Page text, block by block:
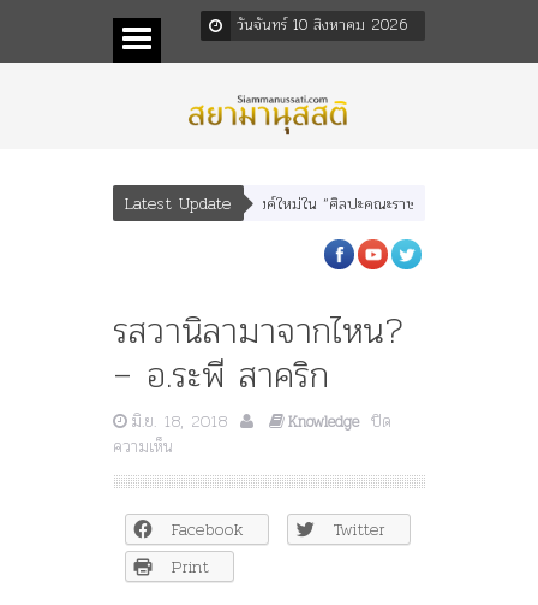
วันจันทร์ 10 สิงหาคม 2026
Latest Update
ตร” และ “เทพีรัฐธรรมนูญ” เทพองค์ใหม่ใน “ศิลปะคณะราษฎร”
รสวานิลามาจากไหน?
– อ.ระพี สาคริก
มิ.ย. 18, 2018 Knowledge ปิด
ความเห็น
รส
วานิลา
มา
จาก
ไหน?
–
Facebook
Twitter
Print